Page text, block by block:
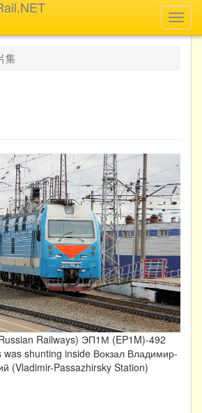
集
Railways) ЭП1М (EP1M)-492
was shunting inside Вокзал Владимир-
(Vladimir-Passazhirsky Station)